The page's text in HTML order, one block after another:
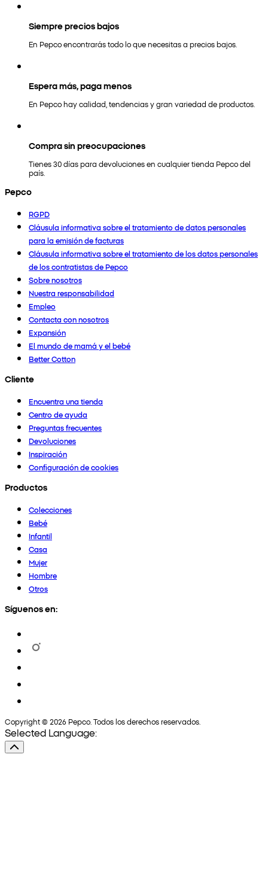
Siempre precios bajos
En Pepco encontrarás todo lo que necesitas a precios bajos.
Espera más, paga menos
En Pepco hay calidad, tendencias y gran variedad de productos.
Compra sin preocupaciones
Tienes 30 días para devoluciones en cualquier tienda Pepco del
país.
Pepco
RGPD
Cláusula informativa sobre el tratamiento de datos personales
para la emisión de facturas
Cláusula informativa sobre el tratamiento de los datos personales
de los contratistas de Pepco
Sobre nosotros
Nuestra responsabilidad
Empleo
Contacta con nosotros
Expansión
El mundo de mamá y el bebé
Better Cotton
Cliente
Encuentra una tienda
Centro de ayuda
Preguntas frecuentes
Devoluciones
Inspiración
Configuración de cookies
Productos
Colecciones
Bebé
Infantil
Casa
Mujer
Hombre
Otros
Síguenos en:
Copyright © 2026 Pepco. Todos los derechos reservados.
Selected Language: